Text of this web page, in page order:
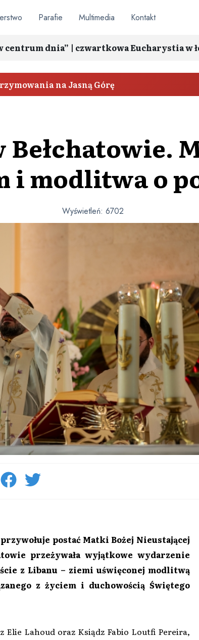
Parafie Multimedia Kontakt
centrum dnia” | czwartkowa Eucharystia w
na Jasną Górę
Bełchatowie.
i modlitwa o
Wyświetleń: 6702
postać Matki Bożej Nieustającej
przeżywała wyjątkowe wydarzenie
z Libanu – ziemi uświęconej modlitwą
z życiem i duchowością Świętego
Lahoud oraz Ksiądz Fabio Loutfi Pereira,